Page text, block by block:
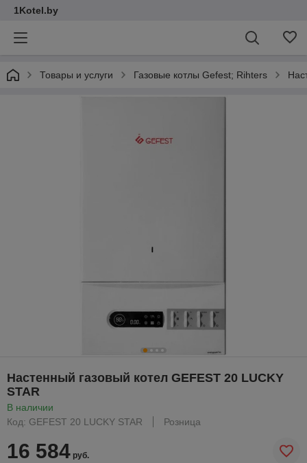
1Kotel.by
Товары и услуги Газовые котлы Gefest; Rihters
Настенный газовый котел GEFEST 20 LUCKY
STAR
В наличии
Код: GEFEST 20 LUCKY STAR
Розница
16 584 руб.